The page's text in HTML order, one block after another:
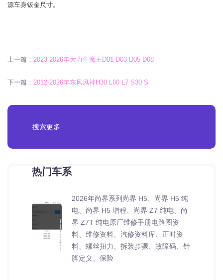
源车身钣金尺寸。
上一篇： 2023-2026年大力牛魔王D01 D03 D05 D08
下一篇： 2012-2026年东风风神H30 L60 L7 S30 S
热门车系
2026年尚界系列尚界 H5、尚界 H5 纯
电、尚界 H5 增程、尚界 Z7 纯电、尚
界 Z7T 纯电原厂维修手册电路图资
料、维修资料、汽修资料库、正时资
料、螺丝扭力、拆装步骤、故障码、针
脚定义、保险